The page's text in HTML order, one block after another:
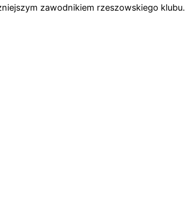
zawodnikiem rzeszowskiego klubu.